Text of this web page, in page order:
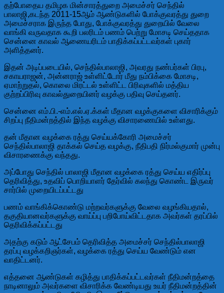
தற்போதைய தமிழக மின்சாரத்துறை அமைச்சர் செந்தில்
பாலாஜி,கடந்த 2011-15ஆம் ஆண்டுகளில் போக்குவரத்து துறை
அமைச்சராக இருந்த போது, போக்குவரத்து துறையில் வேலை
வாங்கி வருவதாக கூறி பலரிடம் பணம் பெற்று மோசடி செய்ததாக
சென்னை காவல் ஆணையரிடம் பாதிக்கப்பட்டவர்கள் புகார்
அளித்தனர்.
இதன் அடிப்படையில், செந்தில்பாலாஜி, அவரது நண்பர்கள் பிரபு,
சகாயராஜன், அன்னராஜ் உள்ளிட்டோர் மீது நம்பிக்கை மோசடி,
ஏமாற்றுதல், கொலை மிரட்டல் உள்ளிட்ட பிரிவுகளில் மத்திய
குற்றப்பிரிவு காவல்துறையினர் வழக்கு பதிவு செய்தனர்.
சென்னை எம்.பி.-எம்.எல்.ஏ.க்கள் மீதான வழக்குகளை விசாரிக்கும்
சிறப்பு நீதிமன்றத்தில் இந்த வழக்கு விசாரணையில் உள்ளது.
தன் மீதான வழக்கை ரத்து செய்யக்கோரி அமைச்சர்
செந்தில்பாலாஜி தாக்கல் செய்த வழக்கு, நீதிபதி நிர்மல்குமார் முன்பு
விசாரணைக்கு வந்தது.
அப்போது செந்தில் பாலாஜி மீதான வழக்கை ரத்து செய்ய எதிர்ப்பு
தெரிவித்து, உதவிப் பொறியாளர் தேர்வில் கலந்து கொண்ட இருவர்
சார்பில் முறையிடப்பட்டது
பணம் வாங்கிக்கொண்டு மற்றவர்களுக்கு வேலை வழங்கியதால்,
தகுதியானவர்களுக்கு வாய்ப்பு பறிபோய்விட்டதாக அவர்கள் தரப்பில்
தெரிவிக்கப்பட்டது
அதற்கு கடும் ஆட்சேபம் தெரிவித்த அமைச்சர் செந்தில்பாலாஜி
தரப்பு வழக்கறிஞர்கள், வழக்கை ரத்து செய்ய வேண்டும் என
வாதிட்டனர்.
எத்தனை ஆண்டுகள் கழித்து பாதிக்கப்பட்டவர்கள் நீதிமன்றத்தை
நாடினாலும் அவர்களை விசாரிக்க வேண்டியது உயர் நீதிமன்றத்தின்